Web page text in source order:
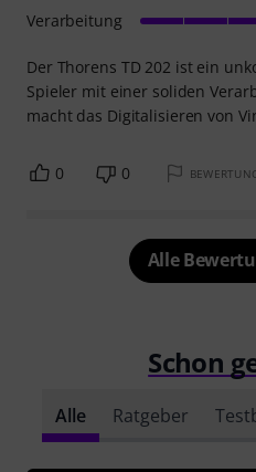
Der Thorens TD 202 ist ein
Spieler mit einer soliden
macht das Digitalisieren von
Verarbeitung
0 0
Alle
Schon
Alle Ratgeber